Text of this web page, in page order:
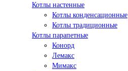
Котлы настенные
Котлы конденсационные
Котлы традиционные
Котлы парапетные
Конорд
Лемакс
Мимакс